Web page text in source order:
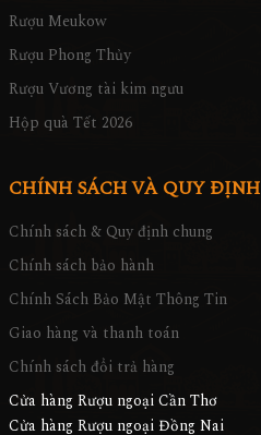
Rượu Meukow
Rượu Phong Thủy
Rượu Vương tài kim ngưu
Hộp quà Tết 2026
CHÍNH SÁCH VÀ QUY ĐỊNH
Chính sách & Quy định chung
Chính sách bảo hành
Chính Sách Bảo Mật Thông Tin
Giao hàng và thanh toán
Chính sách đổi trả hàng
Cửa hàng Rượu ngoại Cần Thơ
Cửa hàng Rượu ngoại Đồng Nai